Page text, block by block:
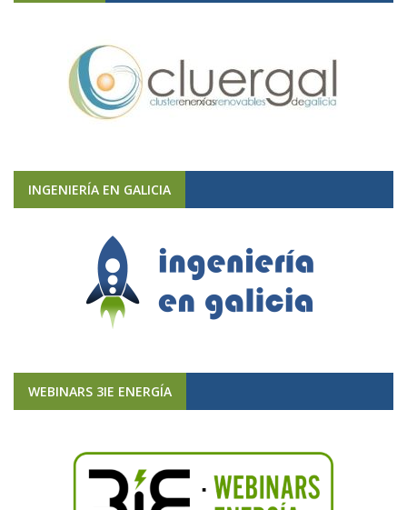
INGENIERÍA EN GALICIA
WEBINARS 3IE ENERGÍA